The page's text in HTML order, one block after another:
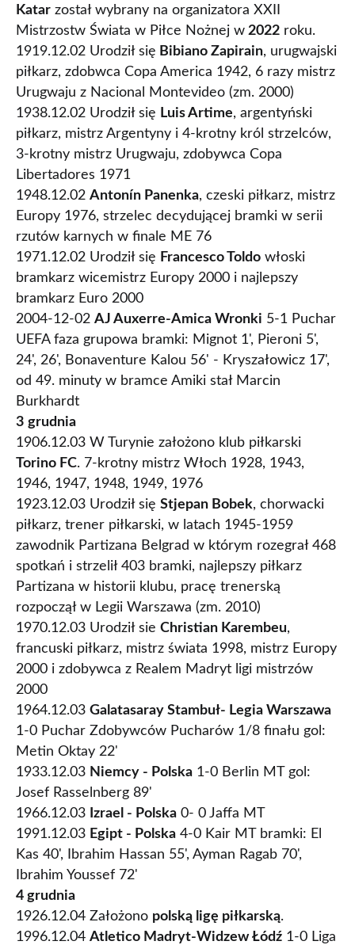
Katar został wybrany na organizatora XXII
Mistrzostw Świata w Piłce Nożnej w 2022 roku.
1919.12.02 Urodził się Bibiano Zapirain, urugwajski
piłkarz, zdobwca Copa America 1942, 6 razy mistrz
Urugwaju z Nacional Montevideo (zm. 2000)
1938.12.02 Urodził się Luis Artime, argentyński
piłkarz, mistrz Argentyny i 4-krotny król strzelców,
3-krotny mistrz Urugwaju, zdobywca Copa
Libertadores 1971
1948.12.02 Antonín Panenka, czeski piłkarz, mistrz
Europy 1976, strzelec decydującej bramki w serii
rzutów karnych w finale ME 76
1971.12.02 Urodził się Francesco Toldo włoski
bramkarz wicemistrz Europy 2000 i najlepszy
bramkarz Euro 2000
2004-12-02 AJ Auxerre-Amica Wronki 5-1 Puchar
UEFA faza grupowa bramki: Mignot 1', Pieroni 5',
24', 26', Bonaventure Kalou 56' - Kryszałowicz 17',
od 49. minuty w bramce Amiki stał Marcin
Burkhardt
3 grudnia
1906.12.03 W Turynie założono klub piłkarski
Torino FC. 7-krotny mistrz Włoch 1928, 1943,
1946, 1947, 1948, 1949, 1976
1923.12.03 Urodził się Stjepan Bobek, chorwacki
piłkarz, trener piłkarski, w latach 1945-1959
zawodnik Partizana Belgrad w którym rozegrał 468
spotkań i strzelił 403 bramki, najlepszy piłkarz
Partizana w historii klubu, pracę trenerską
rozpoczął w Legii Warszawa (zm. 2010)
1970.12.03 Urodził sie Christian Karembeu,
francuski piłkarz, mistrz świata 1998, mistrz Europy
2000 i zdobywca z Realem Madryt ligi mistrzów
2000
1964.12.03 Galatasaray Stambuł- Legia Warszawa
1-0 Puchar Zdobywców Pucharów 1/8 finału gol:
Metin Oktay 22'
1933.12.03 Niemcy - Polska 1-0 Berlin MT gol:
Josef Rasselnberg 89'
1966.12.03 Izrael - Polska 0- 0 Jaffa MT
1991.12.03 Egipt - Polska 4-0 Kair MT bramki: El
Kas 40', Ibrahim Hassan 55', Ayman Ragab 70',
Ibrahim Youssef 72'
4 grudnia
1926.12.04 Założono polską ligę piłkarską.
1996.12.04 Atletico Madryt-Widzew Łódź 1-0 Liga